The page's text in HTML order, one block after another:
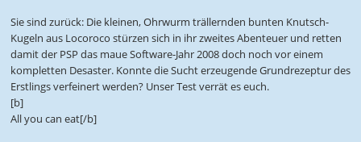
Sie sind zurück: Die kleinen, Ohrwurm trällernden bunten Knutsch-
Kugeln aus Locoroco stürzen sich in ihr zweites Abenteuer und retten
damit der PSP das maue Software-Jahr 2008 doch noch vor einem
kompletten Desaster. Konnte die Sucht erzeugende Grundrezeptur des
Erstlings verfeinert werden? Unser Test verrät es euch.
[b]
All you can eat[/b]